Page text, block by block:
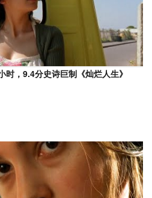
时，9.4分史诗巨制《灿烂人生》